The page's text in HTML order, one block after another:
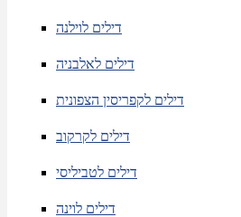
דילים לוילנה
דילים לאלבניה
דילים לקפריסין הצפונית
דילים לקרקוב
דילים לטביליסי
דילים לוינה